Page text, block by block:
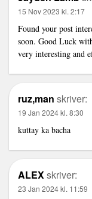
15 Nov 2023 kl. 2:17
Found your post
soon. Good Luck
very interesting and
ruz,man skriver:
19 Jan 2024 kl. 8:30
kuttay ka bacha
ALEXskriver:
23 Jan 2024 kl. 11:59